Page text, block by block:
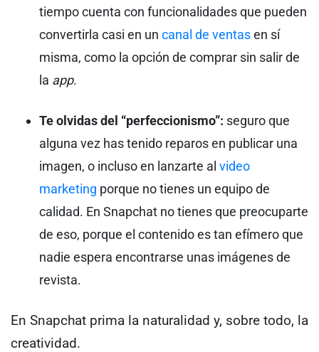
tiempo cuenta con funcionalidades que pueden
convertirla casi en un canal de ventasen sí
misma, como la opción de comprar sin salir de
la app.
Te olvidas del “perfeccionismo”: seguro que
alguna vez has tenido reparos en publicar una
imagen, o incluso en lanzarte al video
marketing porque no tienes un equipo de
calidad. En Snapchat no tienes que preocuparte
de eso, porque el contenido es tan efímero que
nadie espera encontrarse unas imágenes de
revista.
En Snapchat prima la naturalidad y, sobre todo, la
creatividad.